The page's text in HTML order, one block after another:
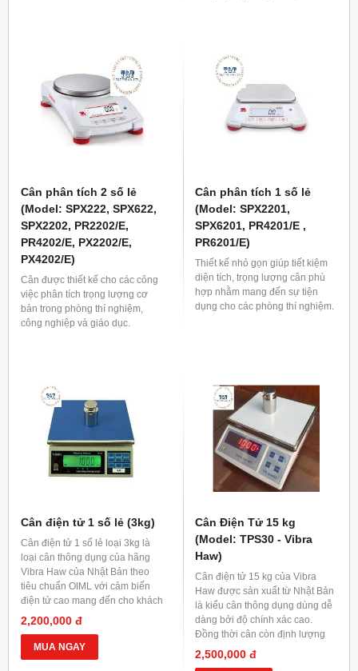
Cân phân tích 2 số lẻ
(Model: SPX222, SPX622,
SPX2202, PR2202/E,
PR4202/E, PX2202/E,
PX4202/E)
Cân được thiết kế cho các công
việc phân tích trọng lượng cơ
bản trong phòng thí nghiệm,
công nghiệp và giáo dục.
Cân phân tích 1 số lẻ
(Model: SPX2201,
SPX6201, PR4201/E ,
PR6201/E)
Thiết kế nhỏ gọn giúp tiết kiệm
diện tích, trọng lượng cân phù
hợp nhằm mang đến sự tiện
dụng cho các phòng thí nghiệm.
Cân điện tử 1 số lẻ (3kg)
Cân điện tử 1 số lẻ loại 3kg là
loại cân thông dụng của hãng
Vibra Haw của Nhật Bản theo
tiêu chuẩn OIML với cảm biến
điện tử cao mang đến cho khách
hàng những tiện ích khi dùng.
2,200,000 đ
MUA NGAY
Cân Điện Tử 15 kg
(Model: TPS30 - Vibra
Haw)
Cân điện tử 15 kg của Vibra
Haw được sản xuất từ Nhật Bản
là kiểu cân thông dụng dùng dễ
dàng bởi độ chính xác cao.
Đồng thời cân còn định lượng
chuyên dụng trong nhà máy, xí
nghiệp, phòng kiểm hàng... để
2,500,000 đ